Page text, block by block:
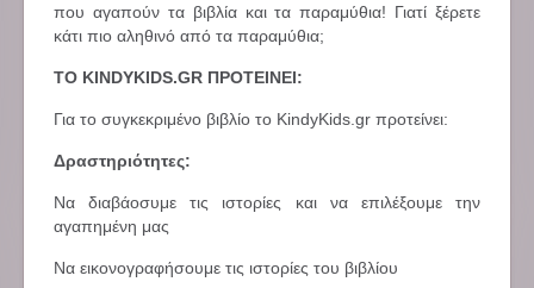
που αγαπούν τα βιβλία και τα παραμύθια! Γιατί ξέρετε
κάτι πιο αληθινό από τα παραμύθια;
ΤΟ KINDYKIDS.GR ΠΡΟΤΕΙΝΕΙ:
Για το συγκεκριμένο βιβλίο το KindyKids.gr προτείνει:
Δραστηριότητες:
Να διαβάοσυμε τις ιστορίες και να επιλέξουμε την
αγαπημένη μας
Να εικονογραφήσουμε τις ιστορίες του βιβλίου